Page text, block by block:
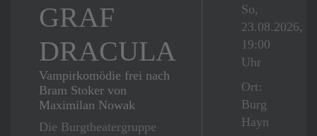
GRAF
DRACULA
Vampirkomödie frei nach
Bram Stoker von
Maximilan Nowak
Die Burgtheatergruppe
So,
23.08.2026,
19:00
Uhr
Ort:
Burg
Hayn